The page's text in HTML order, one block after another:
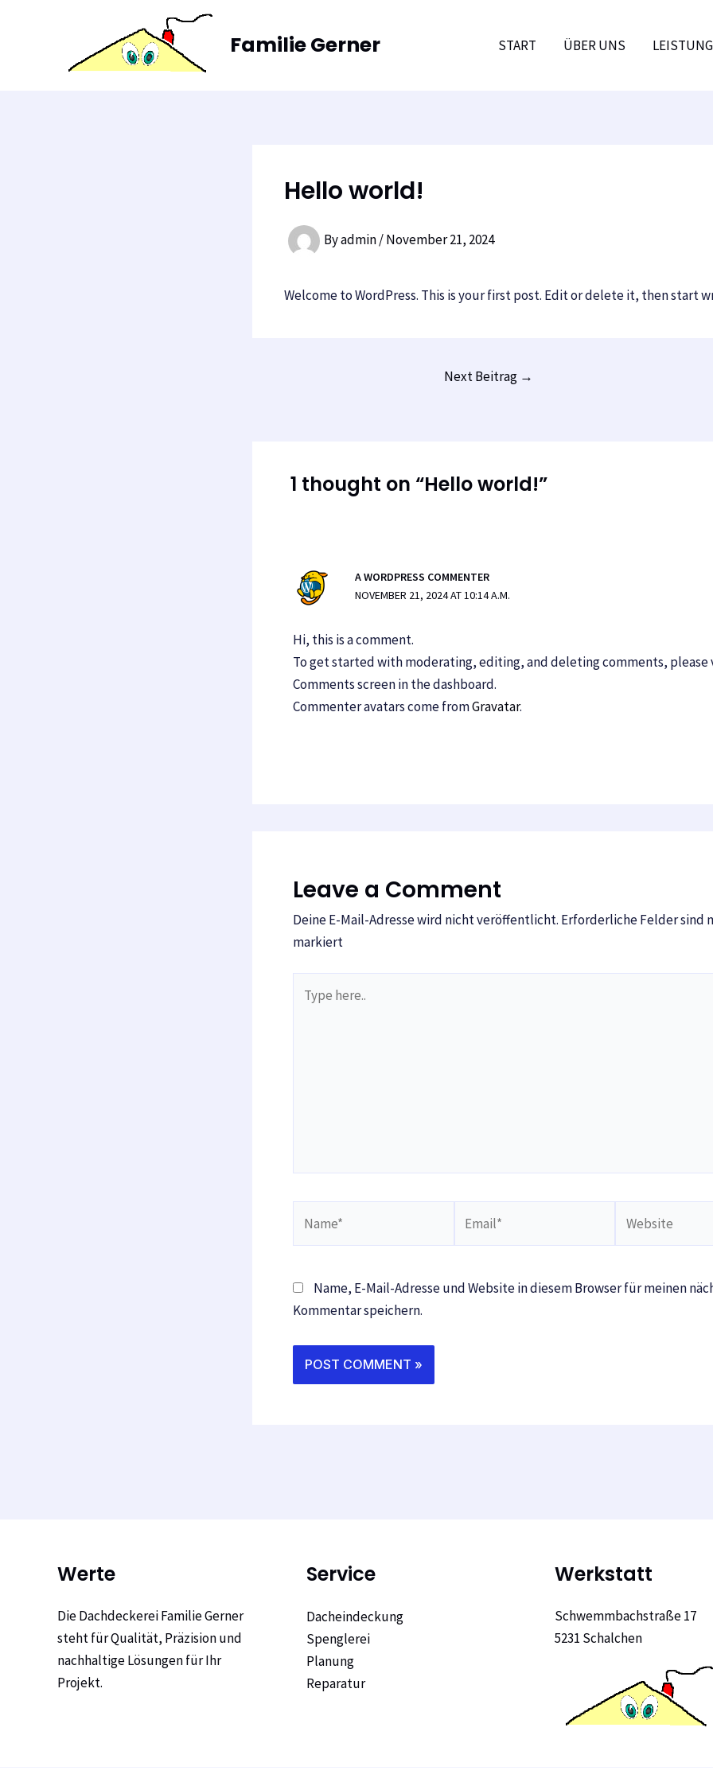
Familie Gerner START ÜBER UNS
Hello world!
Byadmin/November 21, 2024
Welcome to WordPress. This is your first post. Edit or delete it, then start
Next Beitrag →
1 thought on “Hello world!”
A WORDPRESS COMMENTER
NOVEMBER 21, 2024 AT 10:14 A.M.
Hi, this is a comment.
To get started with moderating, editing, and deleting comments, please
Comments screen in the dashboard.
Commenter avatars come fromGravatar.
Leave a Comment
Deine E-Mail-Adresse wird nicht veröffentlicht. Erforderliche Felder sind
markiert
here..
Name, E-Mail-Adresse und Website in diesem Browser für meinen
Kommentar speichern.
Werte
Die Dachdeckerei Familie Gerner
steht für Qualität, Präzision und
nachhaltige Lösungen für Ihr
Projekt.
Service
Dacheindeckung
Spenglerei
Planung
Reparatur
Werkstatt
Schwemmbachstraße 17
5231 Schalchen